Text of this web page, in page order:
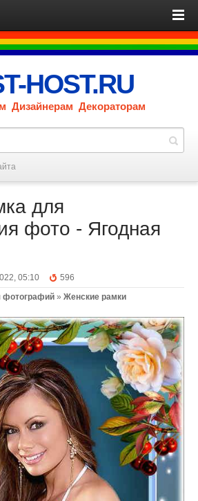
HOST.RU
Дизайнерам Декораторам
для
фото - Ягодная
05:10
596
фотографий » Женские рамки